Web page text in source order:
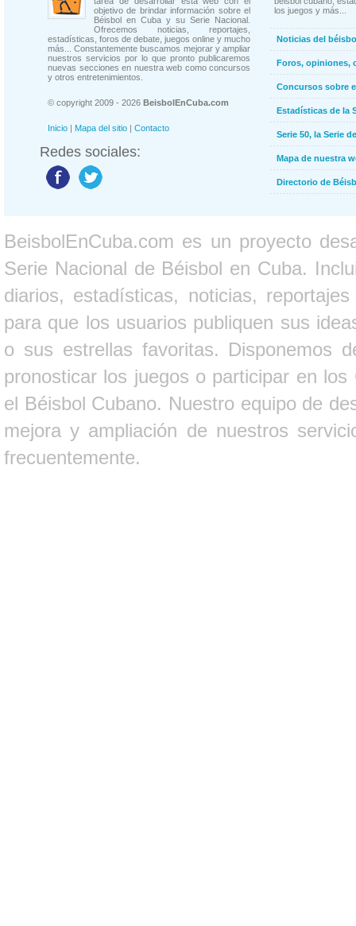
objetivo de brindar información sobre el
Béisbol en Cuba y su Serie Nacional.
Ofrecemos noticias, reportajes,
estadísticas, foros de debate, juegos online y mucho
más... Constantemente buscamos mejorar y ampliar
nuestros servicios por lo que pronto publicaremos
nuevas secciones en nuestra web como concursos
y otros entretenimientos.
© copyright 2009 - 2026 BeisbolEnCuba.com
Inicio | Mapa del sitio | Contacto
Redes sociales:
los juegos y más...
Noticias del
Foros, opiniones,
Concursos sobre
Estadísticas de la
Serie 50, la Serie
Mapa de nuestra
Directorio de
BeisbolEnCuba.com es un proyecto
Serie Nacional de Béisbol en Cuba.
diarios, estadísticas, noticias,
para que los usuarios publiquen sus
o sus estrellas favoritas. Disponemos
pronosticar los juegos o participar en
el Béisbol Cubano. Nuestro equipo de
mejora y ampliación de nuestros
frecuentemente.